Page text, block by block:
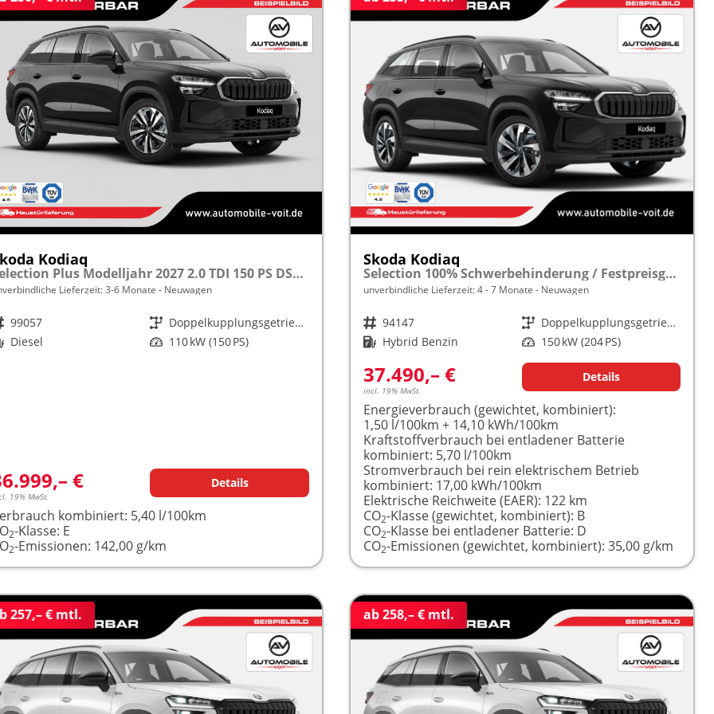
Kodiaq
Selection Plus Modelljahr 2027 2.0 TDI 150 PS DSG TEMPOMAT/R.KAMERA/SHZ/LED/LENKRADHEIZUNG frei konfigurierbar!
Lieferzeit: 3-6 Monate Neuwagen
99057 Getriebe
Doppelkupplungsgetriebe (DSG)
Diesel Leistung 110 kW (150 PS)
€
19% MwSt.
Details
kombiniert: 5,40 l/100km
2-Klasse: E
2-Emissionen: 142,00 g/km
Skoda Kodiaq
Selection 100% Schwerbehinderung / Festpreisgarantie* Modelljahr 1.5 TSI iV PLUG-IN-HYBRID 204PS DSG "Sonderangebot bei Schwerbehinderung" frei konfigurierbar!
unverbindliche Lieferzeit: 4 - 7 Monate Neuwagen
Fahrzeugnr. 94147 Getriebe
Doppelkupplungsgetriebe (DSG)
Kraftstoff Hybrid Benzin Leistung 150 kW (204 PS)
37.490,– €
incl. 19% MwSt.
Details
Energieverbrauch (gewichtet, kombiniert):
1,50 l/100km + 14,10 kWh/100km
Kraftstoffverbrauch bei entladener Batterie
kombiniert: 5,70 l/100km
Stromverbrauch bei rein elektrischem Betrieb
kombiniert: 17,00 kWh/100km
Elektrische Reichweite (EAER): 122 km
CO2-Klasse (gewichtet, kombiniert): B
CO2-Klasse bei entladener Batterie: D
CO2-Emissionen (gewichtet, kombiniert): 35,00 g/km
257,– € mtl. ab 258,– € mtl.